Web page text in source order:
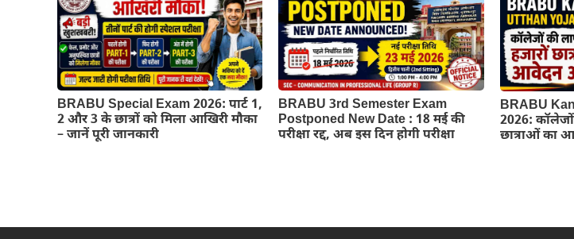
BRABU Special Exam 2026: पार्ट 1,
2 और 3 के छात्रों को मिला आखिरी मौका
– जानें पूरी जानकारी
BRABU 3rd Semester Exam
Postponed New Date : 18 मई की
परीक्षा रद्द, अब इस दिन होगी परीक्षा
BRABU
2026: कॉलेजों
छात्राओं का